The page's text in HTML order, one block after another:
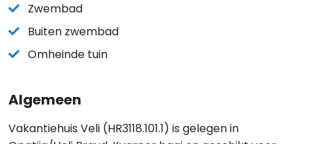
Zwembad
Buiten zwembad
Omheinde tuin
Algemeen
Vakantiehuis Veli (HR3118.101.1) is gelegen in